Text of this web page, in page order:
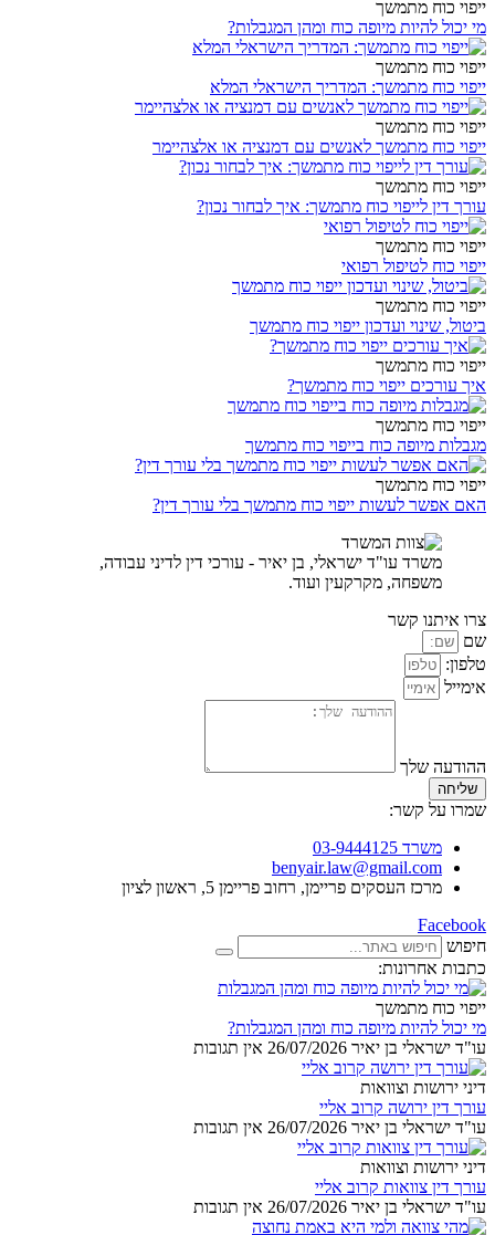
ייפוי כוח מתמשך
מי יכול להיות מיופה כוח ומהן המגבלות?
ייפוי כוח מתמשך
ייפוי כוח מתמשך: המדריך הישראלי המלא
ייפוי כוח מתמשך
ייפוי כוח מתמשך לאנשים עם דמנציה או אלצהיימר
ייפוי כוח מתמשך
עורך דין לייפוי כוח מתמשך: איך לבחור נכון?
ייפוי כוח מתמשך
ייפוי כוח לטיפול רפואי
ייפוי כוח מתמשך
ביטול, שינוי ועדכון ייפוי כוח מתמשך
ייפוי כוח מתמשך
איך עורכים ייפוי כוח מתמשך?
ייפוי כוח מתמשך
מגבלות מיופה כוח בייפוי כוח מתמשך
ייפוי כוח מתמשך
האם אפשר לעשות ייפוי כוח מתמשך בלי עורך דין?
משרד עו"ד ישראלי, בן יאיר - עורכי דין לדיני עבודה,
משפחה, מקרקעין ועוד.
צרו איתנו קשר
שם
טלפון:
אימייל
ההודעה שלך
שליחה
שמרו על קשר:
משרד 03-9444125
benyair.law@gmail.com
מרכז העסקים פריימן, רחוב פריימן 5, ראשון לציון
Facebook
חיפוש
כתבות אחרונות:
ייפוי כוח מתמשך
מי יכול להיות מיופה כוח ומהן המגבלות?
עו"ד ישראלי בן יאיר 26/07/2026 אין תגובות
דיני ירושות וצוואות
עורך דין ירושה קרוב אליי
עו"ד ישראלי בן יאיר 26/07/2026 אין תגובות
דיני ירושות וצוואות
עורך דין צוואות קרוב אליי
עו"ד ישראלי בן יאיר 26/07/2026 אין תגובות